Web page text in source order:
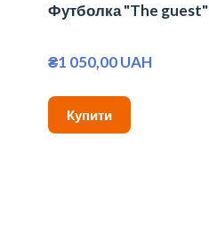
Футболка "The guest"
₴1 050,00 UAH
Купити